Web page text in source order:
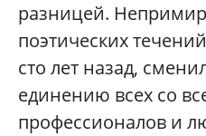
разницей.
поэтических
сто лет назад,
единению всех со
профессионалов и